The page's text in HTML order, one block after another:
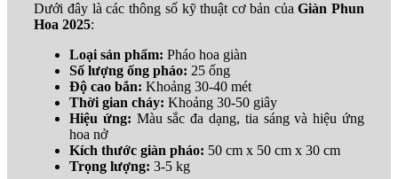
Dưới đây là các thông số kỹ thuật cơ bản củaGiàn Phun
Hoa 2025:
Loại sản phẩm: Pháo hoa giàn
Số lượng ống pháo: 25 ống
Độ cao bắn: Khoảng 30-40 mét
Thời gian cháy: Khoảng 30-50 giây
Hiệu ứng: Màu sắc đa dạng, tia sáng và hiệu ứng
hoa nở
Kích thước giàn pháo: 50 cm x 50 cm x 30 cm
Trọng lượng: 3-5 kg